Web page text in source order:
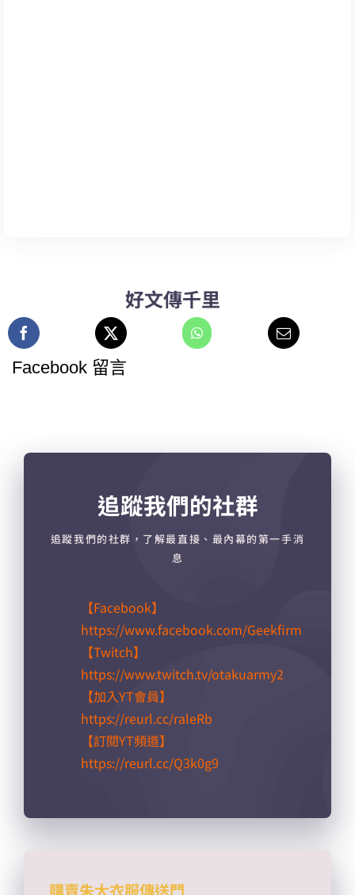
好文傳千里
Facebook 留言
追蹤我們的社群
追蹤我們的社群，了解最直接、最內幕的第一手消
息
【Facebook】
https://www.facebook.com/Geekfirm
【Twitch】
https://www.twitch.tv/otakuarmy2
【加入YT會員】
https://reurl.cc/raleRb​
【訂閱YT頻道】
https://reurl.cc/Q3k0g9​
購賣朱大衣服傳送門